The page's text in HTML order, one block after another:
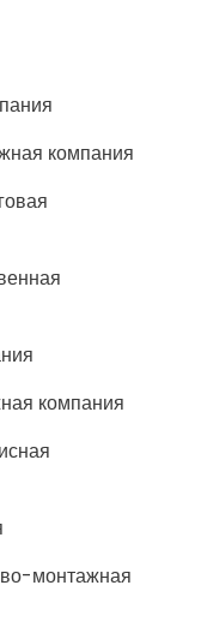
компания
компания
монтажная